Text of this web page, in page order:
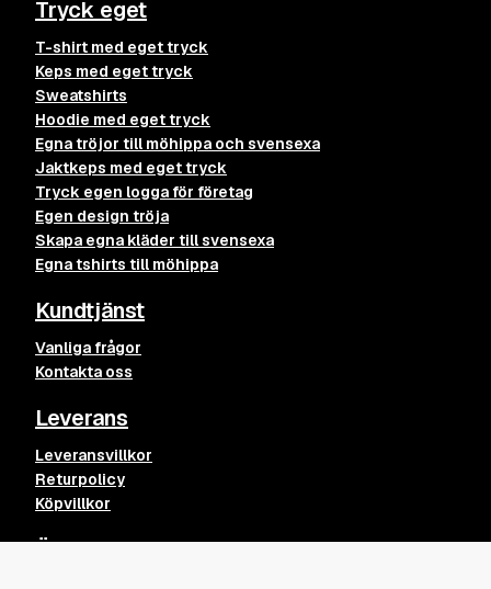
Tryck eget
T-shirt med eget tryck
Keps med eget tryck
Sweatshirts
Hoodie med eget tryck
Egna tröjor till möhippa och svensexa
Jaktkeps med eget tryck
Tryck egen logga för företag
Egen design tröja
Skapa egna kläder till svensexa
Egna tshirts till möhippa
Kundtjänst
Vanliga frågor
Kontakta oss
Leverans
Leveransvillkor
Returpolicy
Köpvillkor
Övrigt